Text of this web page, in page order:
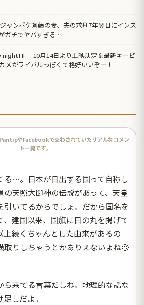
ジャンポケ斉藤の妻、夫の求刑7年翌日にインス
ガチでヤバすぎる…
HF」10月14日より上映決定＆最新キービ
メがライバルっぽくて格好いいぞ―！
やFacebookで交わされていたリアルなコメン
ト一覧です。
る…。日本が日出ずる国って自称し
の天照大御神の伝説があって、天皇
引いてるからでしょ。だから国名を
、建国以来、国旗に日の丸を掲げて
上続くちゃんとした由来があるの
取りしちゃうとかありえないよね🙄
ら来てる言葉だしね。地理的な話な
しだよ。